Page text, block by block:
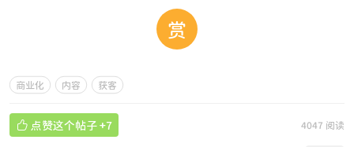
赏
商业化 内容 获客
4047 阅读
 点赞这个帖子 +7